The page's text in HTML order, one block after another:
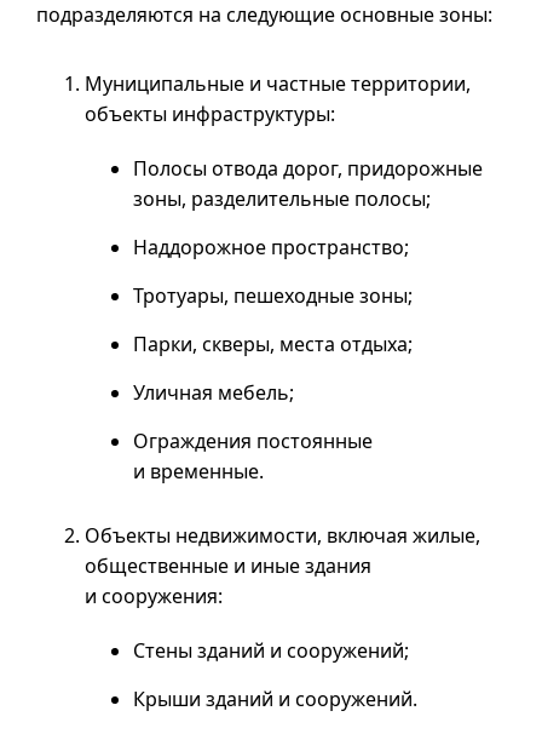
подразделяются на следующие основные зоны:
Муниципальные и частные территории,
объекты инфраструктуры:
Полосы отвода дорог, придорожные
зоны, разделительные полосы;
Наддорожное пространство;
Тротуары, пешеходные зоны;
Парки, скверы, места отдыха;
Уличная мебель;
Ограждения постоянные
и временные.
Объекты недвижимости, включая жилые,
общественные и иные здания
и сооружения:
Стены зданий и сооружений;
Крыши зданий и сооружений.